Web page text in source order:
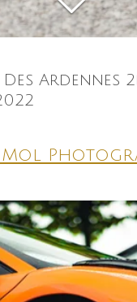
Ardennes
Mol